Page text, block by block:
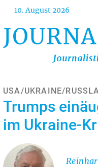
Direkt
Inhalt
10. August 2026
USA/UKRAINE/
Trumps
im Ukraine-